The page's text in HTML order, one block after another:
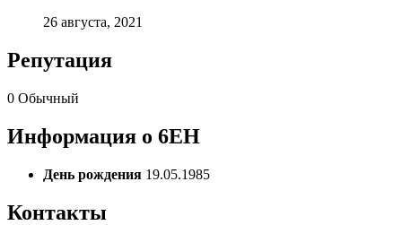
26 августа, 2021
Репутация
0 Обычный
Информация о 6EH
День рождения 19.05.1985
Контакты